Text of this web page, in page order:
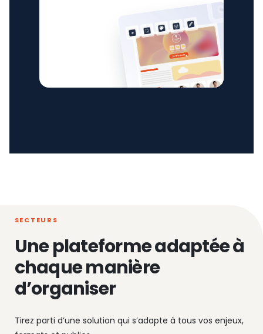
SECTEURS
Une plateforme adaptée à
chaque manière
d’organiser
Tirez parti d’une solution qui s’adapte à tous vos enjeux,